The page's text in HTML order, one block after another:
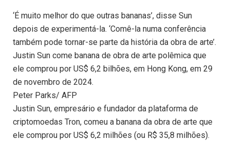
‘É muito melhor do que outras bananas’, disse Sun
depois de experimentá-la. ‘Comê-la numa conferência
também pode tornar-se parte da história da obra de arte’.
Justin Sun come banana de obra de arte polêmica que
ele comprou por US$ 6,2 bilhões, em Hong Kong, em 29
de novembro de 2024.
Peter Parks/ AFP
Justin Sun, empresário e fundador da plataforma de
criptomoedas Tron, comeu a banana da obra de arte que
ele comprou por US$ 6,2 milhões (ou R$ 35,8 milhões).